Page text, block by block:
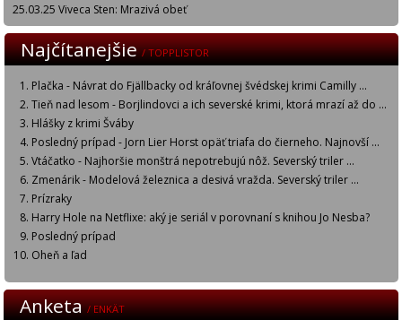
25.03.25 Viveca Sten: Mrazivá obeť
Najčítanejšie/ TOPPLISTOR
Plačka - Návrat do Fjällbacky od kráľovnej švédskej krimi Camilly ...
Tieň nad lesom - Borjlindovci a ich severské krimi, ktorá mrazí až do ...
Hlášky z krimi Šváby
Posledný prípad - Jorn Lier Horst opäť triafa do čierneho. Najnovší ...
Vtáčatko - Najhoršie monštrá nepotrebujú nôž. Severský triler ...
Zmenárik - Modelová železnica a desivá vražda. Severský triler ...
Prízraky
Harry Hole na Netflixe: aký je seriál v porovnaní s knihou Jo Nesba?
Posledný prípad
Oheň a ľad
Anketa/ ENKÄT